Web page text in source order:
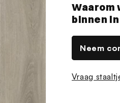
Waarom
binnen
Neem
Vraag